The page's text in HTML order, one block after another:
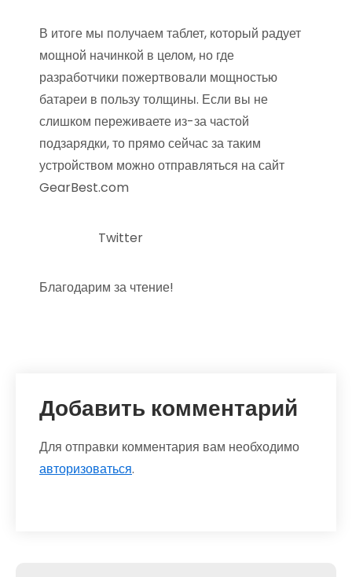
В итоге мы получаем таблет, который радует
мощной начинкой в целом, но где
разработчики пожертвовали мощностью
батареи в пользу толщины. Если вы не
слишком переживаете из-за частой
подзарядки, то прямо сейчас за таким
устройством можно отправляться на сайт
GearBest.com
Twitter
Благодарим за чтение!
Добавить комментарий
Для отправки комментария вам необходимо
авторизоваться.